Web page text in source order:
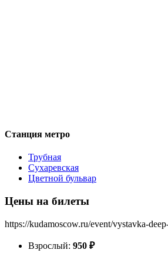
Станция метро
Трубная
Сухаревская
Цветной бульвар
Цены на билеты
https://kudamoscow.ru/event/vystavka-
Взрослый: 950 ₽